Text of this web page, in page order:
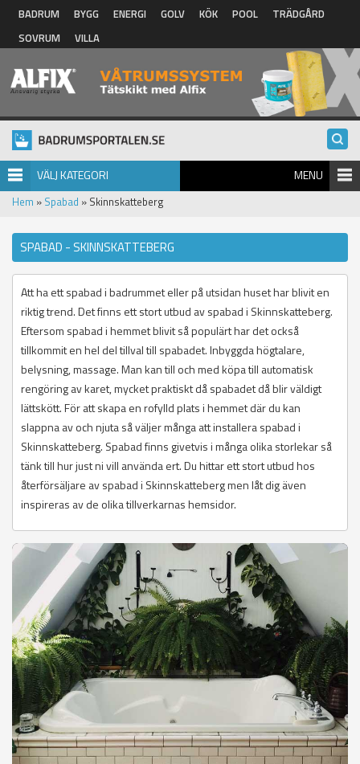
Hoppa till huvudinnehåll
BADRUM BYGG ENERGI GOLV KÖK POOL
TRÄDGÅRD
SOVRUM
VILLA
VÄLJ KATEGORI MENU
Hem » Spabad » Skinnskatteberg
SPABAD - SKINNSKATTEBERG
Att ha ett spabad i badrummet eller på utsidan huset har blivit en
riktig trend. Det finns ett stort utbud av spabad i Skinnskatteberg.
Eftersom spabad i hemmet blivit så populärt har det också
tillkommit en hel del tillval till spabadet. Inbyggda högtalare,
belysning, massage. Man kan till och med köpa till automatisk
rengöring av karet, mycket praktiskt då spabadet då blir väldigt
lättskött. För att skapa en rofylld plats i hemmet där du kan
slappna av och njuta så väljer många att installera spabad i
Skinnskatteberg. Spabad finns givetvis i många olika storlekar så
tänk till hur just ni vill använda ert. Du hittar ett stort utbud hos
återförsäljare av spabad i Skinnskatteberg men låt dig även
inspireras av de olika tillverkarnas hemsidor.